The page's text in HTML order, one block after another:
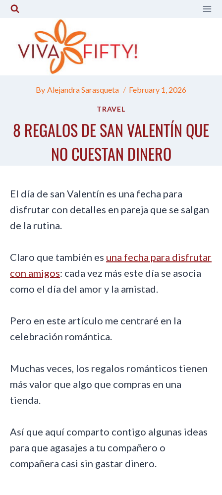
Skip
content
By Alejandra Sarasqueta February 1, 2026
TRAVEL
8 REGALOS DE SAN VALENTÍN QUE
NO CUESTAN DINERO
El día de san Valentín es una fecha para
disfrutar con detalles en pareja que se salgan
de la rutina.
Claro que también es una fecha para disfrutar
con amigos: cada vez más este día se asocia
como el día del amor y la amistad.
Pero en este artículo me centraré en la
celebración romántica.
Muchas veces, los regalos románticos tienen
más valor que algo que compras en una
tienda.
Así que aquí comparto contigo algunas ideas
para que agasajes a tu compañero o
compañera casi sin gastar dinero.